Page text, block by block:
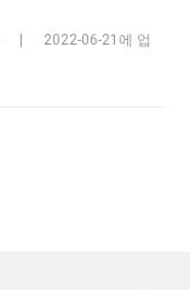
2022-06-21에 업